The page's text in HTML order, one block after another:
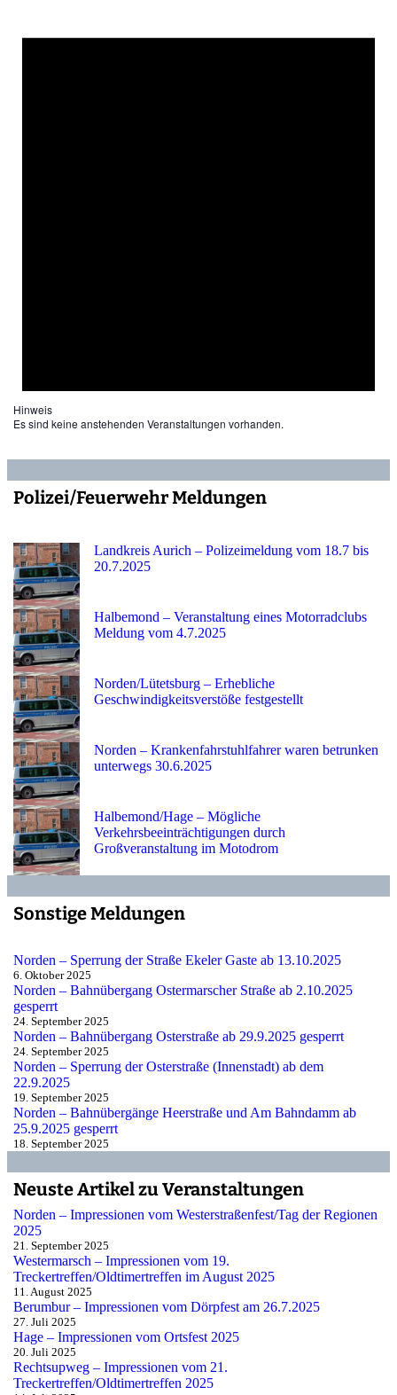
Hinweis
Es sind keine anstehenden Veranstaltungen vorhanden.
Polizei/Feuerwehr Meldungen
Landkreis Aurich – Polizeimeldung vom 18.7 bis
20.7.2025
Halbemond – Veranstaltung eines Motorradclubs
Meldung vom 4.7.2025
Norden/Lütetsburg – Erhebliche
Geschwindigkeitsverstöße festgestellt
Norden – Krankenfahrstuhlfahrer waren betrunken
unterwegs 30.6.2025
Halbemond/Hage – Mögliche
Verkehrsbeeinträchtigungen durch
Großveranstaltung im Motodrom
Sonstige Meldungen
Norden – Sperrung der Straße Ekeler Gaste ab 13.10.2025
6. Oktober 2025
Norden – Bahnübergang Ostermarscher Straße ab 2.10.2025
gesperrt
24. September 2025
Norden – Bahnübergang Osterstraße ab 29.9.2025 gesperrt
24. September 2025
Norden – Sperrung der Osterstraße (Innenstadt) ab dem
22.9.2025
19. September 2025
Norden – Bahnübergänge Heerstraße und Am Bahndamm ab
25.9.2025 gesperrt
18. September 2025
Neuste Artikel zu Veranstaltungen
Norden – Impressionen vom Westerstraßenfest/Tag der Regionen
2025
21. September 2025
Westermarsch – Impressionen vom 19.
Treckertreffen/Oldtimertreffen im August 2025
11. August 2025
Berumbur – Impressionen vom Dörpfest am 26.7.2025
27. Juli 2025
Hage – Impressionen vom Ortsfest 2025
20. Juli 2025
Rechtsupweg – Impressionen vom 21.
Treckertreffen/Oldtimertreffen 2025